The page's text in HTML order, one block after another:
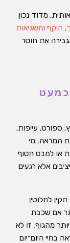
מדוד נכון
היקף והשגיאות
את חוסר
כמעט
ספורט, עייפות,
המראה. מי
או למבט חטוף
אלא רגעים
לחלוטין
אם שכבת
מהגוף. זו לא
בחיי היום־יום